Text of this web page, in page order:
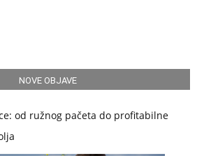
NOVE OBJAVE
od ružnog pačeta do profitabilne